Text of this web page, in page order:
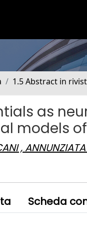
1.5 Abstract in
as
models
,
Scheda